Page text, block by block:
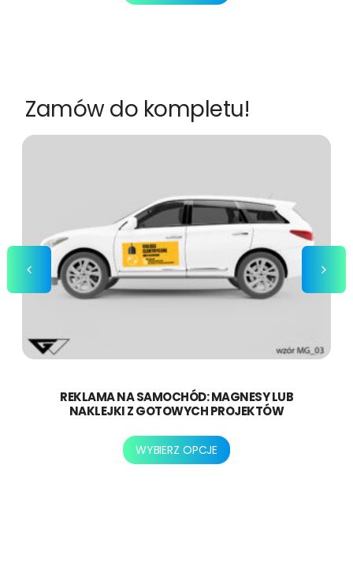
można
wybrać
na
Zamów do kompletu!
REKLAMA NA SAMOCHÓD: MAGNESY LUB
NAKLEJKI Z GOTOWYCH PROJEKTÓW
WYBIERZ OPCJE
Ten